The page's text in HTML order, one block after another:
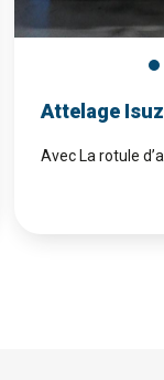
Attelage
Avec La rotule